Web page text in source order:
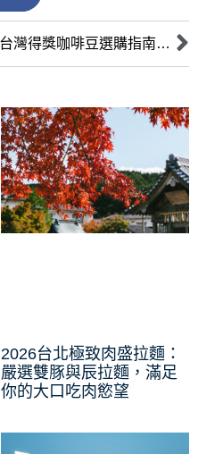
台灣得獎咖啡豆選購指南：行家教你品味台灣精品咖啡
2026台北極致肉盛拉麵：
嚴選雙豚與辰拉麵，滿足
你的大口吃肉慾望